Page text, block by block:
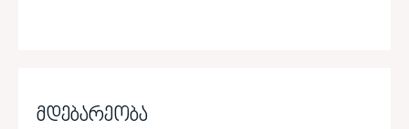
მდებარეობა